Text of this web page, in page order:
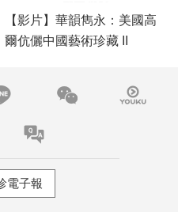
【影片】華韻雋永：美國高
爾伉儷中國藝術珍藏 II
電子報